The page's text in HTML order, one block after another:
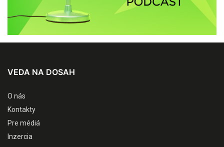
VEDA NA DOSAH
O nás
Kontakty
Pre médiá
Inzercia